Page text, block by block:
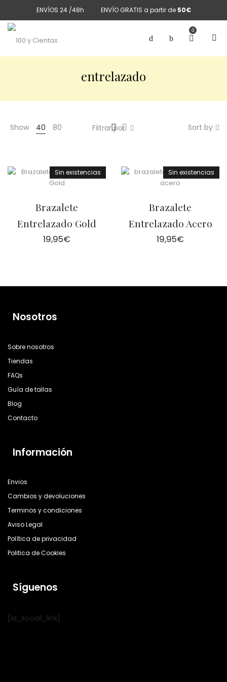
ENVÍOS 24 /48h ENVÍO GRATIS a partir de 50€
0
entrelazado
Show 40 80 Sort by
Filtrar por
Sin existencias
Brazalete
Entrelazado Gold
19,95€
Sin existencias
Brazalete
Entrelazado Acero
19,95€
Nosotros
Sobre nosotros
Tiendas
FAQs
Guía de tallas
Blog
Contacto
Información
Envios
Cambios y devoluciones
Terminos y condiciones
Aviso Legal
Política de privacidad
Politica de Cookies
Síguenos
[la_social_link]